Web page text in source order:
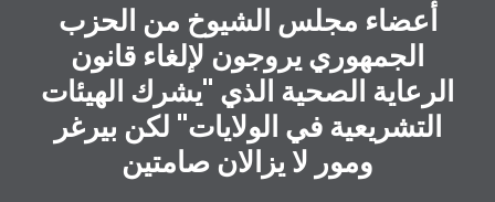
أعضاء مجلس الشيوخ من الحزب
الجمهوري يروجون لإلغاء قانون
الرعاية الصحية الذي "يشرك الهيئات
التشريعية في الولايات" لكن بيرغر
ومور لا يزالان صامتين